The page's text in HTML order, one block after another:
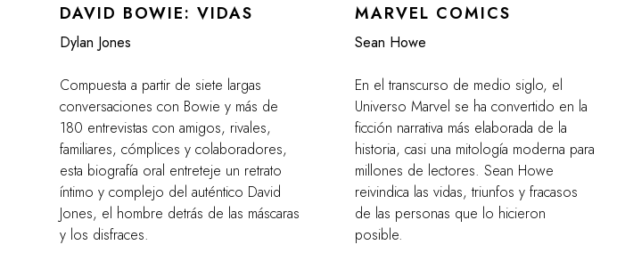
DAVID BOWIE: VIDAS
Dylan Jones
Compuesta a partir de siete largas
conversaciones con Bowie y más de
180 entrevistas con amigos, rivales,
familiares, cómplices y colaboradores,
esta biografía oral entreteje un retrato
íntimo y complejo del auténtico David
Jones, el hombre detrás de las máscaras
y los disfraces.
MARVEL COMICS
Sean Howe
En el transcurso de medio siglo, el
Universo Marvel se ha convertido en la
ficción narrativa más elaborada de la
historia, casi una mitología moderna para
millones de lectores. Sean Howe
reivindica las vidas, triunfos y fracasos
de las personas que lo hicieron
posible.